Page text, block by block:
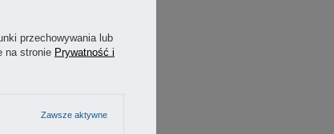
przechowywania lub
na stronie Prywatność i
Zawsze aktywne